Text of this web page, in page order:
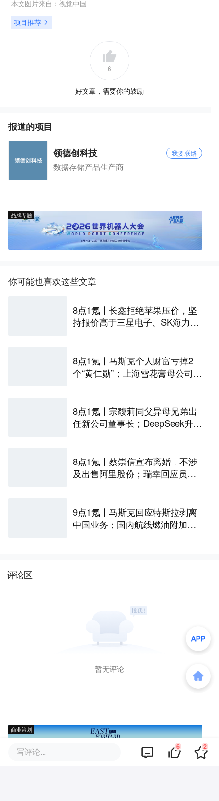
本文图片来自： 视觉中国
项目推荐
6
好文章，需要你的鼓励
报道的项目
领德创科技 我要联络
数据存储产品生产商
品牌专题
你可能也喜欢这些文章
8点1氪丨长鑫拒绝苹果压价，坚
持报价高于三星电子、SK海力
状态”
8点1氪丨马斯克个人财富亏掉2
个“黄仁勋”；上海雪花膏母公司破
8点1氪丨宗馥莉同父异母兄弟出
任新公司董事长；DeepSeek升至
8点1氪丨蔡崇信宣布离婚，不涉
及出售阿里股份；瑞幸回应员工
9点1氪丨马斯克回应特斯拉剥离
中国业务；国内航线燃油附加费
评论区
暂无评论
商业策划
写评论... 6 2